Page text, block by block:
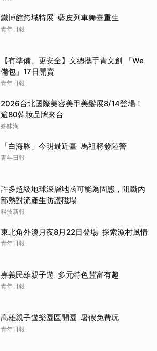
鐵博館跨域特展 藍皮列車舞臺重生
青年日報
【有準備、更安全】文總攜手青文創 「We
備包」17日開賣
青年日報
2026台北國際美容美甲美髮展8/14登場！
逾80韓妝品牌來台
姊妹淘
「白海豚」今明最近臺 馬祖將發陸警
青年日報
許多超級地球深層地函可能為固態，阻斷內
部熱對流產生防護磁場
科技新報
東北角外澳月夜8月22日登場 探索漁村風情
青年日報
嘉義民雄親子遊 多元特色豐富有趣
青年日報
高雄親子遊樂園區開園 暑假免費玩
青年日報